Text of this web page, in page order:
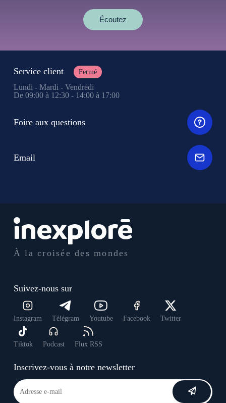
Écoutez
À la croisée des mondes
Suivez-nous sur
Instagram Télégram Youtube Facebook Twitter
Tiktok Podcast Flux RSS
Inscrivez-vous à notre newsletter
Service client Fermé
Lundi - Mardi - Vendredi
De 09:00 à 12:30 - 14:00 à 17:00
Foire aux questions
Email